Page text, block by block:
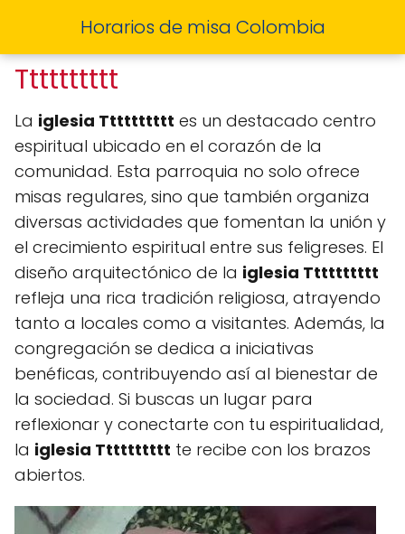
Horarios de misa Colombia
Tttttttttt
La iglesia Tttttttttt es un destacado centro
espiritual ubicado en el corazón de la
comunidad. Esta parroquia no solo ofrece
misas regulares, sino que también organiza
diversas actividades que fomentan la unión y
el crecimiento espiritual entre sus feligreses. El
diseño arquitectónico de la iglesia Tttttttttt
refleja una rica tradición religiosa, atrayendo
tanto a locales como a visitantes. Además, la
congregación se dedica a iniciativas
benéficas, contribuyendo así al bienestar de
la sociedad. Si buscas un lugar para
reflexionar y conectarte con tu espiritualidad,
la iglesia Tttttttttt te recibe con los brazos
abiertos.